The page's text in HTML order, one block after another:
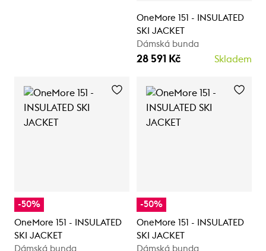
OneMore 151 - INSULATED
SKI JACKET
Dámská bunda
28 591 Kč Skladem
-50%
OneMore 151 - INSULATED
SKI JACKET
Dámská bunda
-50%
OneMore 151 - INSULATED
SKI JACKET
Dámská bunda